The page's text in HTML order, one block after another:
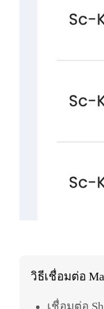
วิธีเชื่อมต่อ